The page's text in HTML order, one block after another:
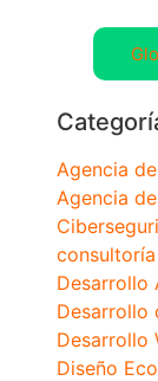
Agencia
Agencia
Desarrollo
Desarrollo
Desarrollo
Diseño